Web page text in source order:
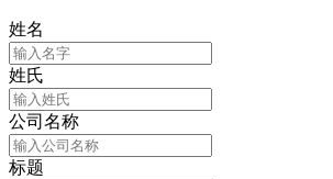
姓名
姓氏
公司名称
标题